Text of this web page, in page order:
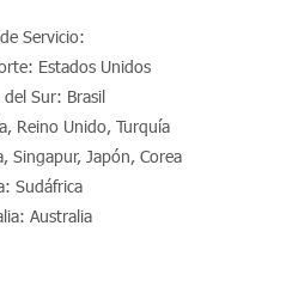
Servicio:
Estados Unidos
del Sur: Brasil
Reino Unido, Turquía
Singapur, Japón, Corea
Sudáfrica
Australia